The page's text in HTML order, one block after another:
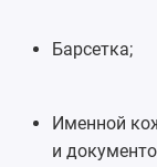
Барсетка;
Именной
и